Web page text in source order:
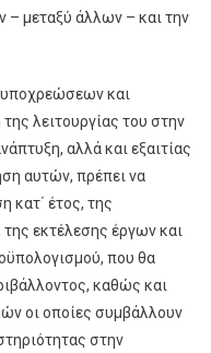
– μεταξύ άλλων – και την
και
λειτουργίας του στην
αλλά και εξαιτίας
αυτών, πρέπει να
κατ΄ έτος, της
εκτέλεσης έργων και
που θα
καθώς και
οι οποίες συμβάλλουν
στην